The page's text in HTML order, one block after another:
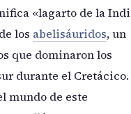
«lagarto de la
los abelisáuridos, un
que dominaron los
durante el Cretácico.
mundo de este